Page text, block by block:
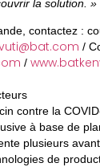
la solution. »
contactez :
/
/
contre la
à base de
plusieurs
de